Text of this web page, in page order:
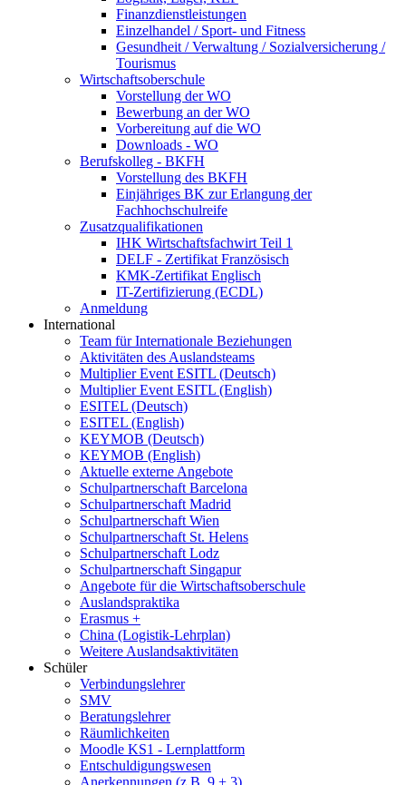
Finanzdienstleistungen
Einzelhandel / Sport- und Fitness
Gesundheit / Verwaltung / Sozialversicherung /
Tourismus
Wirtschaftsoberschule
Vorstellung der WO
Bewerbung an der WO
Vorbereitung auf die WO
Downloads - WO
Berufskolleg - BKFH
Vorstellung des BKFH
Einjähriges BK zur Erlangung der
Fachhochschulreife
Zusatzqualifikationen
IHK Wirtschaftsfachwirt Teil 1
DELF - Zertifikat Französisch
KMK-Zertifikat Englisch
IT-Zertifizierung (ECDL)
Anmeldung
International
Team für Internationale Beziehungen
Aktivitäten des Auslandsteams
Multiplier Event ESITL (Deutsch)
Multiplier Event ESITL (English)
ESITEL (Deutsch)
ESITEL (English)
KEYMOB (Deutsch)
KEYMOB (English)
Aktuelle externe Angebote
Schulpartnerschaft Barcelona
Schulpartnerschaft Madrid
Schulpartnerschaft Wien
Schulpartnerschaft St. Helens
Schulpartnerschaft Lodz
Schulpartnerschaft Singapur
Angebote für die Wirtschaftsoberschule
Auslandspraktika
Erasmus +
China (Logistik-Lehrplan)
Weitere Auslandsaktivitäten
Schüler
Verbindungslehrer
SMV
Beratungslehrer
Räumlichkeiten
Moodle KS1 - Lernplattform
Entschuldigungswesen
Anerkennungen (z.B. 9 + 3)